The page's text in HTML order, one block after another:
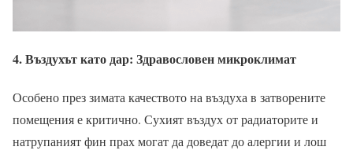
4. Въздухът като дар: Здравословен микроклимат
Особено през зимата качеството на въздуха в затворените
помещения е критично. Сухият въздух от радиаторите и
натрупаният фин прах могат да доведат до алергии и лош